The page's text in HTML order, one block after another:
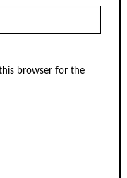
browser for the